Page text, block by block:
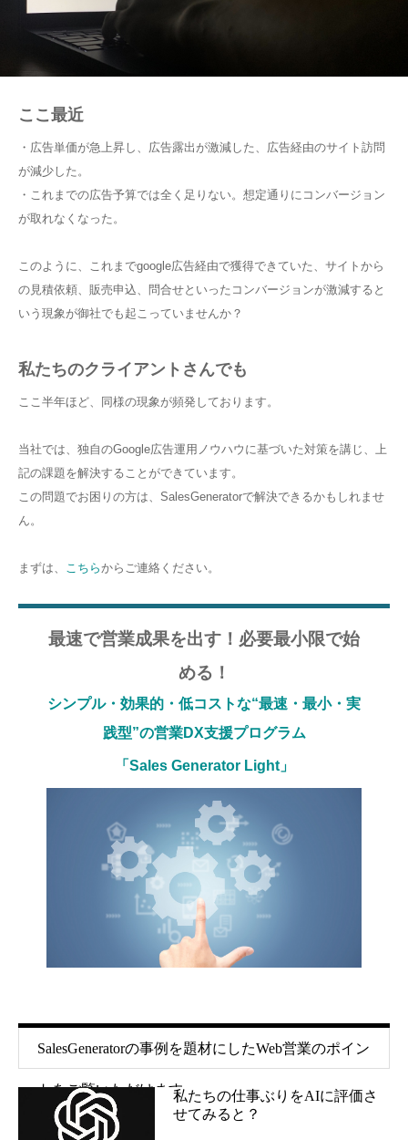
ここ最近
・広告単価が急上昇し、広告露出が激減した、広告経由のサイト訪問
が減少した。
・これまでの広告予算では全く足りない。想定通りにコンバージョン
が取れなくなった。
このように、これまでgoogle広告経由で獲得できていた、サイトから
の見積依頼、販売申込、問合せといったコンバージョンが激減すると
いう現象が御社でも起こっていませんか？
私たちのクライアントさんでも
ここ半年ほど、同様の現象が頻発しております。
当社では、独自のGoogle広告運用ノウハウに基づいた対策を講じ、上
記の課題を解決することができています。
この問題でお困りの方は、SalesGeneratorで解決できるかもしれませ
ん。
まずは、 こちらからご連絡ください。
最速で営業成果を出す！必要最小限で始
める！
シンプル・効果的・低コストな“最速・最小・実
践型”の営業DX支援プログラム
「Sales Generator Light」
SalesGeneratorの事例を題材にしたWeb営業のポイン
トをご覧いただけます私たちの仕事ぶりをAIに評価さ
せてみると？